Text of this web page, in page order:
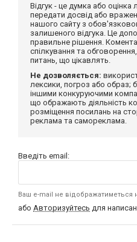
Відгук - це думка або
передати досвід або
нашого сайту з
залишеного відгука. Це
правильне рішення.
спілкування та
питань, що цікавлять.
Не дозволяється:
лексики, погроз або образ;
іншими конкуруючими
що ображають діяльність
розміщення посилань на
реклама та самореклама.
Введіть email:
Ваш e-mail не відображатиметься
або Авторизуйтесь для